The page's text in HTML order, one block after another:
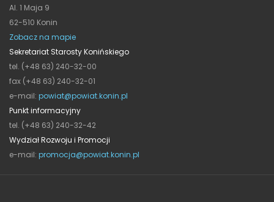
Al. 1 Maja 9
62-510 Konin
Zobacz na mapie
Sekretariat Starosty Konińskiego
tel. (+48 63) 240-32-00
fax (+48 63) 240-32-01
e-mail: powiat@powiat.konin.pl
Punkt informacyjny
tel. (+48 63) 240-32-42
Wydział Rozwoju i Promocji
e-mail: promocja@powiat.konin.pl